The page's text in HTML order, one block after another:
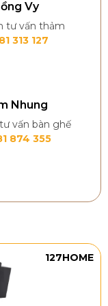
Vy
tư vấn thảm
313 127
Nhung
vấn bàn ghế
874 355
các tòa nhà cao
chuyển trên cầu
trơn trượt khi di
127HOME